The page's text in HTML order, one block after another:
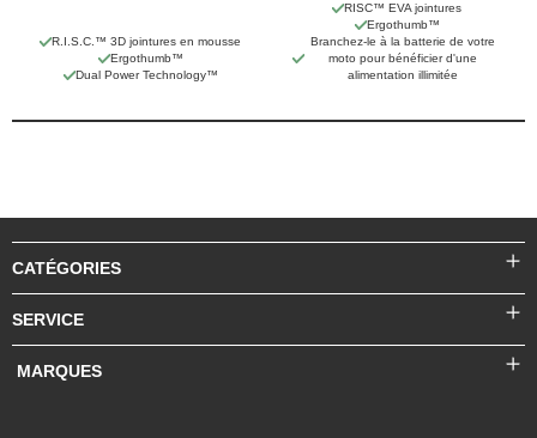
R.I.S.C.™ 3D jointures en mousse
Ergothumb™
Dual Power Technology™
RISC™ EVA jointures
Ergothumb™
Branchez-le à la batterie de votre
moto pour bénéficier d'une
alimentation illimitée
CATÉGORIES
SERVICE
MARQUES